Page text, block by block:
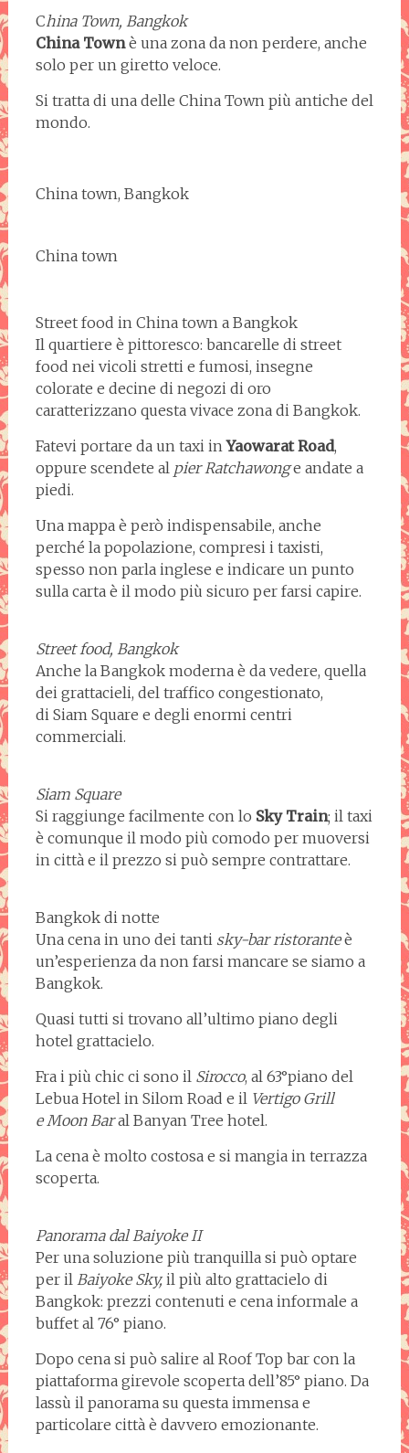
China Town, Bangkok
China Townè una zona da non perdere, anche
solo per un giretto veloce.
Si tratta di una delle China Town più antiche del
mondo.
China town, Bangkok
China town
Street food in China town a Bangkok
Il quartiere è pittoresco: bancarelle di street
food nei vicoli stretti e fumosi, insegne
colorate e decine di negozi di oro
caratterizzano questa vivace zona di Bangkok.
Fatevi portare da un taxi inYaowarat Road,
oppure scendete al pier Ratchawonge andate a
piedi.
Una mappa è però indispensabile, anche
perché la popolazione, compresi i taxisti,
spesso non parla inglese e indicare un punto
sulla carta è il modo più sicuro per farsi capire.
Street food, Bangkok
Anche la Bangkok moderna è da vedere, quella
dei grattacieli, del traffico congestionato,
di Siam Square e degli enormi centri
commerciali.
Siam Square
Si raggiunge facilmente con lo Sky Train; il taxi
è comunque il modo più comodo per muoversi
in città e il prezzo si può sempre contrattare.
Bangkok di notte
Una cena in uno dei tanti sky-bar ristoranteè
un’esperienza da non farsi mancare se siamo a
Bangkok.
Quasi tutti si trovano all’ultimo piano degli
hotel grattacielo.
Fra i più chic ci sono il Sirocco, al 63°piano del
Lebua Hotel in Silom Road e il Vertigo Grill
e Moon Baral Banyan Tree hotel.
La cena è molto costosa e si mangia in terrazza
scoperta.
Panorama dal Baiyoke II
Per una soluzione più tranquilla si può optare
per il Baiyoke Sky,il più alto grattacielo di
Bangkok: prezzi contenuti e cena informale a
buffet al 76° piano.
Dopo cena si può salire al Roof Top bar con la
piattaforma girevole scoperta dell’85° piano. Da
lassù il panorama su questa immensa e
particolare città è davvero emozionante.